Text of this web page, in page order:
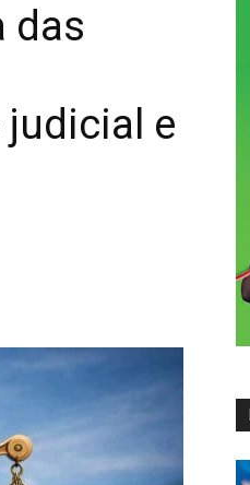
das
e